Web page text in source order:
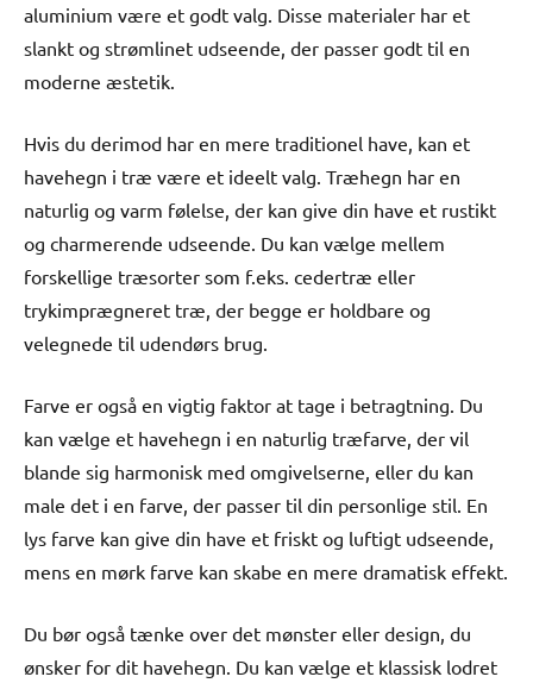
aluminium være et godt valg. Disse materialer har et
slankt og strømlinet udseende, der passer godt til en
moderne æstetik.
Hvis du derimod har en mere traditionel have, kan et
havehegn i træ være et ideelt valg. Træhegn har en
naturlig og varm følelse, der kan give din have et rustikt
og charmerende udseende. Du kan vælge mellem
forskellige træsorter som f.eks. cedertræ eller
trykimprægneret træ, der begge er holdbare og
velegnede til udendørs brug.
Farve er også en vigtig faktor at tage i betragtning. Du
kan vælge et havehegn i en naturlig træfarve, der vil
blande sig harmonisk med omgivelserne, eller du kan
male det i en farve, der passer til din personlige stil. En
lys farve kan give din have et friskt og luftigt udseende,
mens en mørk farve kan skabe en mere dramatisk effekt.
Du bør også tænke over det mønster eller design, du
ønsker for dit havehegn. Du kan vælge et klassisk lodret